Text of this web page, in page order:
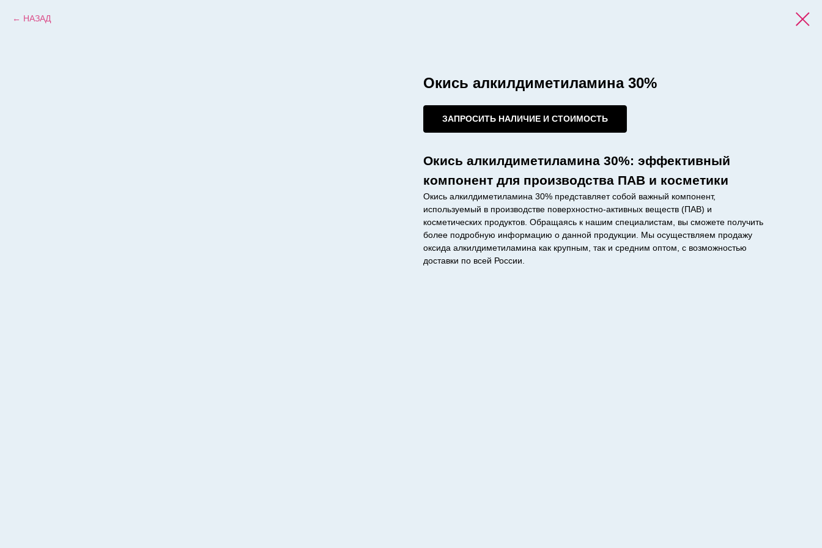
НАЗАД
Окись алкилдиметиламина 30%
ЗАПРОСИТЬ НАЛИЧИЕ И СТОИМОСТЬ
Окись алкилдиметиламина 30%: эффективный
компонент для производства ПАВ и косметики
Окись алкилдиметиламина 30% представляет собой важный компонент,
используемый в производстве поверхностно-активных веществ (ПАВ) и
косметических продуктов. Обращаясь к нашим специалистам, вы сможете получить
более подробную информацию о данной продукции. Мы осуществляем продажу
оксида алкилдиметиламина как крупным, так и средним оптом, с возможностью
доставки по всей России.